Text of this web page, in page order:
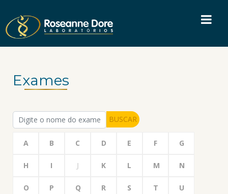
Exames
BUSCAR
A B C D E F G
H I J K L M N
O P Q R S T U